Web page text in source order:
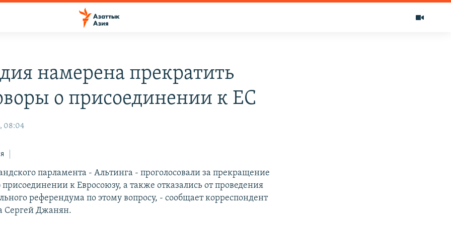
намерена прекратить
о присоединении к ЕС
08:04
парламента - Альтинга - проголосовали за прекращение
присоединении к Евросоюзу, а также отказались от проведения
референдума по этому вопросу, - сообщает корреспондент
Сергей Джанян.